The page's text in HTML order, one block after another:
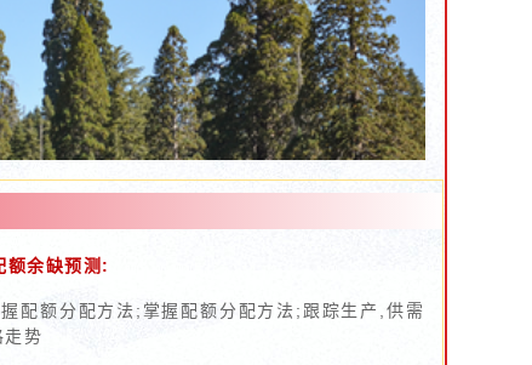
额余缺预测:
握配额分配方法;掌握配额分配方法;跟踪生产,供需
走势